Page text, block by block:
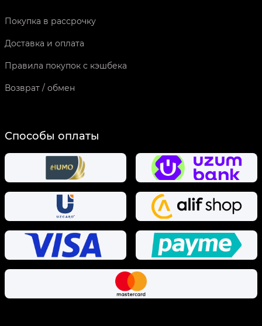
Покупка в рассрочку
Доставка и оплата
Правила покупок с кэшбека
Возврат / обмен
Способы оплаты